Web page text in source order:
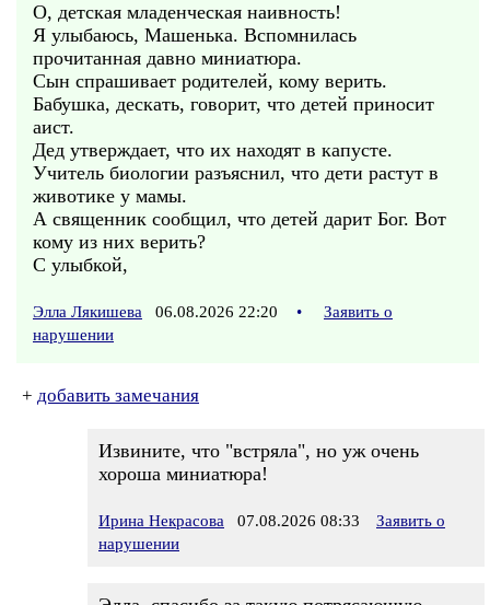
О, детская младенческая наивность!
Я улыбаюсь, Машенька. Вспомнилась
прочитанная давно миниатюра.
Сын спрашивает родителей, кому верить.
Бабушка, дескать, говорит, что детей приносит
аист.
Дед утверждает, что их находят в капусте.
Учитель биологии разъяснил, что дети растут в
животике у мамы.
А священник сообщил, что детей дарит Бог. Вот
кому из них верить?
С улыбкой,
Элла Лякишева 06.08.2026 22:20 •
Заявить о
нарушении
+ добавить замечания
Извините, что "встряла", но уж очень
хороша миниатюра!
Ирина Некрасова 07.08.2026 08:33
Заявить о
нарушении